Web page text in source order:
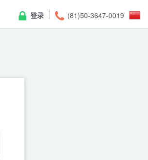
(81)50-3647-0019
登录